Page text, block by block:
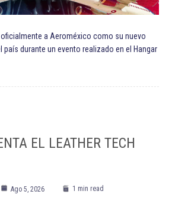
oficialmente a Aeroméxico como su nuevo
durante un evento realizado en el Hangar
EL LEATHER TECH
Ago 5, 2026 1 min read